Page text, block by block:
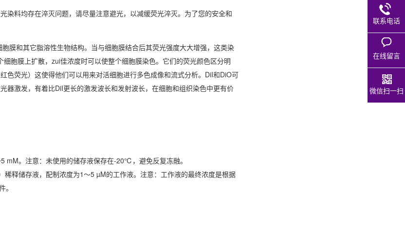
料均存在淬灭问题，请尽量注意避光，以减缓荧光淬灭。为了您的安全和
膜和其它脂溶性生物结构。当与细胞膜结合后其荧光强度大大增强，这类染
胞膜上扩散，zui佳浓度时可以使整个细胞膜染色。它们的荧光颜色区分明
色荧光）这使得他们可以用来对活细胞进行多色成像和流式分析。DiI和DiO可
器激发，有着比DiI更长的激发波长和发射波长，在细胞和组织染色中更有价
mM。注意：未使用的储存液保存在-20℃，避免反复冻融。
稀释储存液，配制浓度为1～5 µM的工作液。注意：工作液的最终浓度是根据
联系电话
在线留言
微信扫一扫